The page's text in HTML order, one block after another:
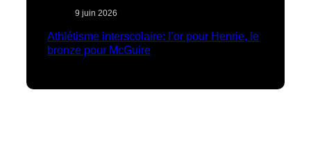
9 juin 2026
Athlétisme interscolaire: l’or pour Henrie, le
bronze pour McGuire